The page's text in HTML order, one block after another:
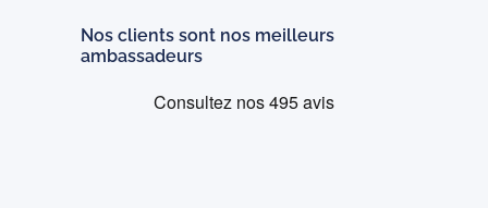
Nos clients sont nos meilleurs
ambassadeurs